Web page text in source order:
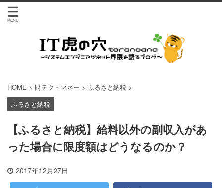
HOME > 財テク・マネー > ふるさと納税 >
ふるさと納税
【ふるさと納税】給料以外の副収入があ
った場合に限度額はどうなるのか？
2017年12月27日